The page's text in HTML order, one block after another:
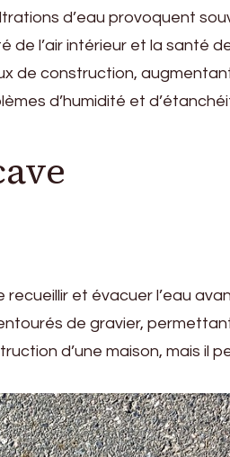
d’eau provoquent
de l’air intérieur et la santé
de construction,
d’humidité et
et évacuer l’eau
de gravier,
d’une maison, mais il